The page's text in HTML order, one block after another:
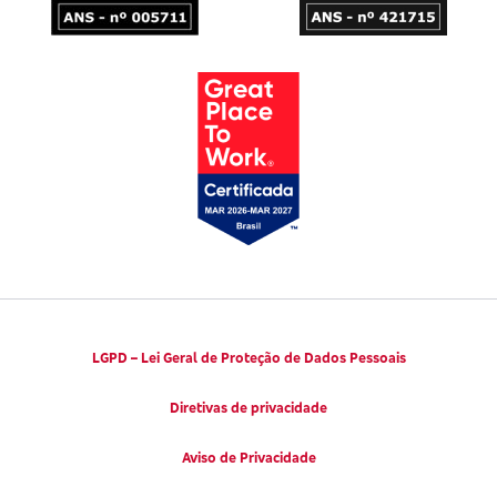
LGPD – Lei Geral de Proteção de Dados Pessoais
Diretivas de privacidade
Aviso de Privacidade